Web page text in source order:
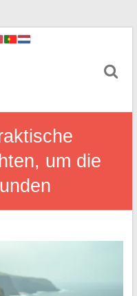
um die